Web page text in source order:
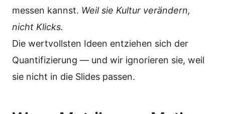
messen kannst. Weil sie Kultur verändern,
nicht Klicks.
Die wertvollsten Ideen entziehen sich der
Quantifizierung — und wir ignorieren sie, weil
sie nicht in die Slides passen.